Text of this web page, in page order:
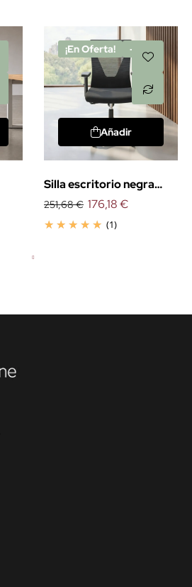
¡En Oferta! -30%
Añadir
Silla escritorio negra
Tirana
251,68 €
(1)
176,18 €